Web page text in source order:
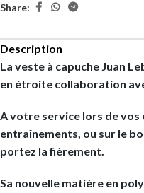
Share:
Description
La veste à capuche Juan
en étroite collaboration
A votre service lors de
entraînements, ou sur le
portez la fièrement.
Sa nouvelle matière en